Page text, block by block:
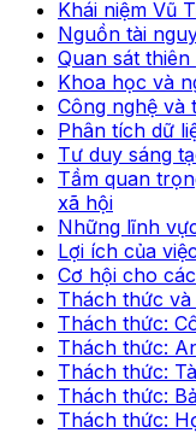
Khái niệm Vũ
Nguồn tài
Quan sát thiên
Khoa học và
Công nghệ và
Phân tích dữ
Tư duy sáng
Tầm quan
xã hội
Những lĩnh
Lợi ích của
Cơ hội cho
Thách thức
Thách thức:
Thách thức:
Thách thức:
Thách thức:
Thách thức: